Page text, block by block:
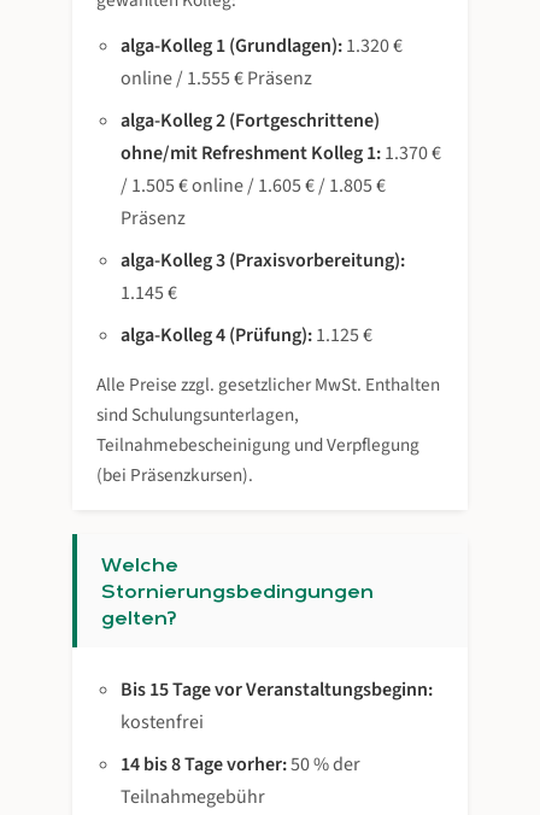
alga-Kolleg 1 (Grundlagen):1.320 €
online / 1.555 € Präsenz
alga-Kolleg 2 (Fortgeschrittene)
ohne/mit Refreshment Kolleg 1:1.370 €
/ 1.505 € online / 1.605 € / 1.805 €
Präsenz
alga-Kolleg 3 (Praxisvorbereitung):
1.145 €
alga-Kolleg 4 (Prüfung):1.125 €
Alle Preise zzgl. gesetzlicher MwSt. Enthalten
sind Schulungsunterlagen,
Teilnahmebescheinigung und Verpflegung
(bei Präsenzkursen).
Welche
Stornierungsbedingungen
gelten?
Bis 15 Tage vor Veranstaltungsbeginn:
kostenfrei
14 bis 8 Tage vorher:50 % der
Teilnahmegebühr